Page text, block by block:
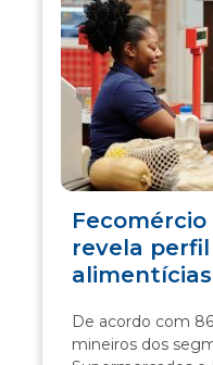
Fecomércio
revela
De acordo com
mineiros dos